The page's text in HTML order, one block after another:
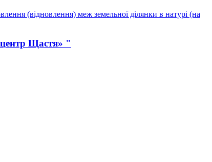
(відновлення) меж земельної ділянки в натурі (на
Щастя» "